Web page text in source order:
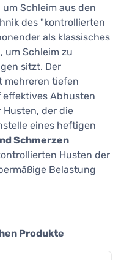
Schleim aus den
des "kontrollierten
als klassisches
um Schleim zu
sitzt. Der
mehreren tiefen
Abhusten
der die
eines heftigen
Schmerzen
Husten der
Belastung
Produkte